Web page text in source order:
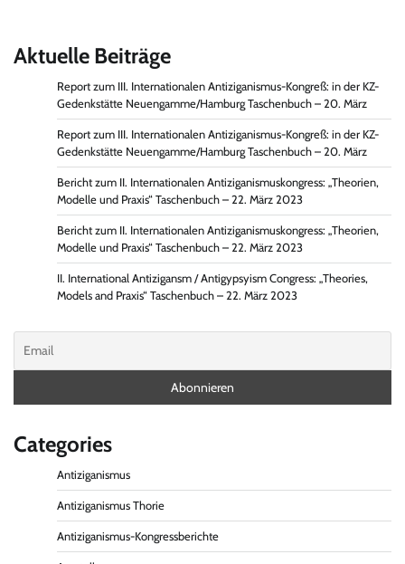
Aktuelle Beiträge
Report zum III. Internationalen Antiziganismus-Kongreß: in der KZ-
Gedenkstätte Neuengamme/Hamburg Taschenbuch – 20. März
Report zum III. Internationalen Antiziganismus-Kongreß: in der KZ-
Gedenkstätte Neuengamme/Hamburg Taschenbuch – 20. März
Bericht zum II. Internationalen Antiziganismuskongress: „Theorien,
Modelle und Praxis“ Taschenbuch – 22. März 2023
Bericht zum II. Internationalen Antiziganismuskongress: „Theorien,
Modelle und Praxis“ Taschenbuch – 22. März 2023
II. International Antizigansm / Antigypsyism Congress: „Theories,
Models and Praxis“ Taschenbuch – 22. März 2023
Categories
Antiziganismus
Antiziganismus Thorie
Antiziganismus-Kongressberichte